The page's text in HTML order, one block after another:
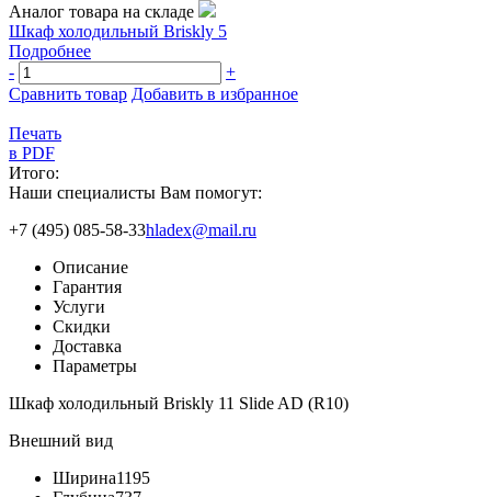
Аналог товара на складе
Шкаф холодильный Briskly 5
Подробнее
-
+
Сравнить товар Добавить в избранное
Печать
в PDF
Итого:
Наши специалисты Вам помогут:
+7 (495) 085-58-33hladex@mail.ru
Описание
Гарантия
Услуги
Скидки
Доставка
Параметры
Шкаф холодильный Briskly 11 Slide AD (R10)
Внешний вид
Ширина1195